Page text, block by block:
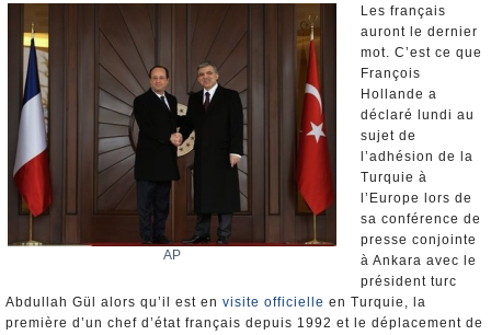
Elections européennes
Infos insolites
AP
Les français
auront le dernier
mot. C’est ce que
François
Hollande a
déclaré lundi au
sujet de
l’adhésion de la
Turquie à
l’Europe lors de
sa conférence de
presse conjointe
à Ankara avec le
président turc
Abdullah Gül alors qu’il est en visite officielle en Turquie, la
première d’un chef d’état français depuis 1992 et le déplacement de